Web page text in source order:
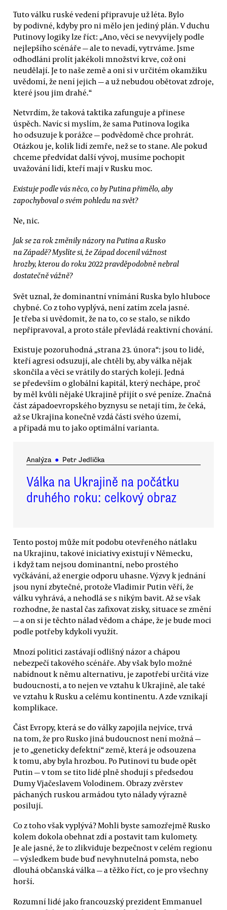
Tuto válku ruské vedení připravuje už léta. Bylo
by podivné, kdyby pro ni mělo jen jediný plán. V duchu
Putinovy logiky lze říct: „Ano, věci se nevyvíjely podle
nejlepšího scénáře — ale to nevadí, vytrváme. Jsme
odhodláni prolít jakékoli množství krve, což oni
neudělají. Je to naše země a oni si v určitém okamžiku
uvědomí, že není jejich — a už nebudou obětovat zdroje,
které jsou jim drahé.“
Netvrdím, že taková taktika zafunguje a přinese
úspěch. Navíc si myslím, že sama Putinova logika
ho odsuzuje k porážce — podvědomě chce prohrát.
Otázkou je, kolik lidí zemře, než se to stane. Ale pokud
chceme předvídat další vývoj, musíme pochopit
uvažování lidí, kteří mají v Rusku moc.
Existuje podle vás něco, co by Putina přimělo, aby
zapochyboval o svém pohledu na svět?
Ne, nic.
Jak se za rok změnily názory na Putina a Rusko
na Západě? Myslíte si, že Západ docenil vážnost
hrozby, kterou do roku 2022 pravděpodobně nebral
dostatečně vážně?
Svět uznal, že dominantní vnímání Ruska bylo hluboce
chybné. Co z toho vyplývá, není zatím zcela jasné.
Je třeba si uvědomit, že na to, co se stalo, se nikdo
nepřipravoval, a proto stále převládá reaktivní chování.
Existuje pozoruhodná „strana 23. února“: jsou to lidé,
kteří agresi odsuzují, ale chtěli by, aby válka nějak
skončila a věci se vrátily do starých kolejí. Jedná
se především o globální kapitál, který nechápe, proč
by měl kvůli nějaké Ukrajině přijít o své peníze. Značná
část západoevropského byznysu se netají tím, že čeká,
až se Ukrajina konečně vzdá části svého území,
a připadá mu to jako optimální varianta.
Analýza ● Petr Jedlička
Válka na Ukrajině na počátku
druhého roku: celkový obraz
Tento postoj může mít podobu otevřeného nátlaku
na Ukrajinu, takové iniciativy existují v Německu,
i když tam nejsou dominantní, nebo prostého
vyčkávání, až energie odporu uhasne. Výzvy k jednání
jsou nyní zbytečné, protože Vladimir Putin věří, že
válku vyhrává, a nehodlá se s nikým bavit. Až se však
rozhodne, že nastal čas zafixovat zisky, situace se změní
— a on si je těchto nálad vědom a chápe, že je bude moci
podle potřeby kdykoli využít.
Mnozí politici zastávají odlišný názor a chápou
nebezpečí takového scénáře. Aby však bylo možné
nabídnout k němu alternativu, je zapotřebí určitá vize
budoucnosti, a to nejen ve vztahu k Ukrajině, ale také
ve vztahu k Rusku a celému kontinentu. A zde vznikají
komplikace.
Část Evropy, která se do války zapojila nejvíce, trvá
na tom, že pro Rusko jiná budoucnost není možná —
je to „geneticky defektní“ země, která je odsouzena
k tomu, aby byla hrozbou. Po Putinovi tu bude opět
Putin — v tom se tito lidé plně shodují s předsedou
Dumy Vjačeslavem Volodinem. Obrazy zvěrstev
páchaných ruskou armádou tyto nálady výrazně
posilují.
Co z toho však vyplývá? Mohli byste samozřejmě Rusko
kolem dokola obehnat zdí a postavit tam kulomety.
Je ale jasné, že to zlikviduje bezpečnost v celém regionu
— výsledkem bude buď nevyhnutelná pomsta, nebo
dlouhá občanská válka — a těžko říct, co je pro všechny
horší.
Rozumní lidé jako francouzský prezident Emmanuel